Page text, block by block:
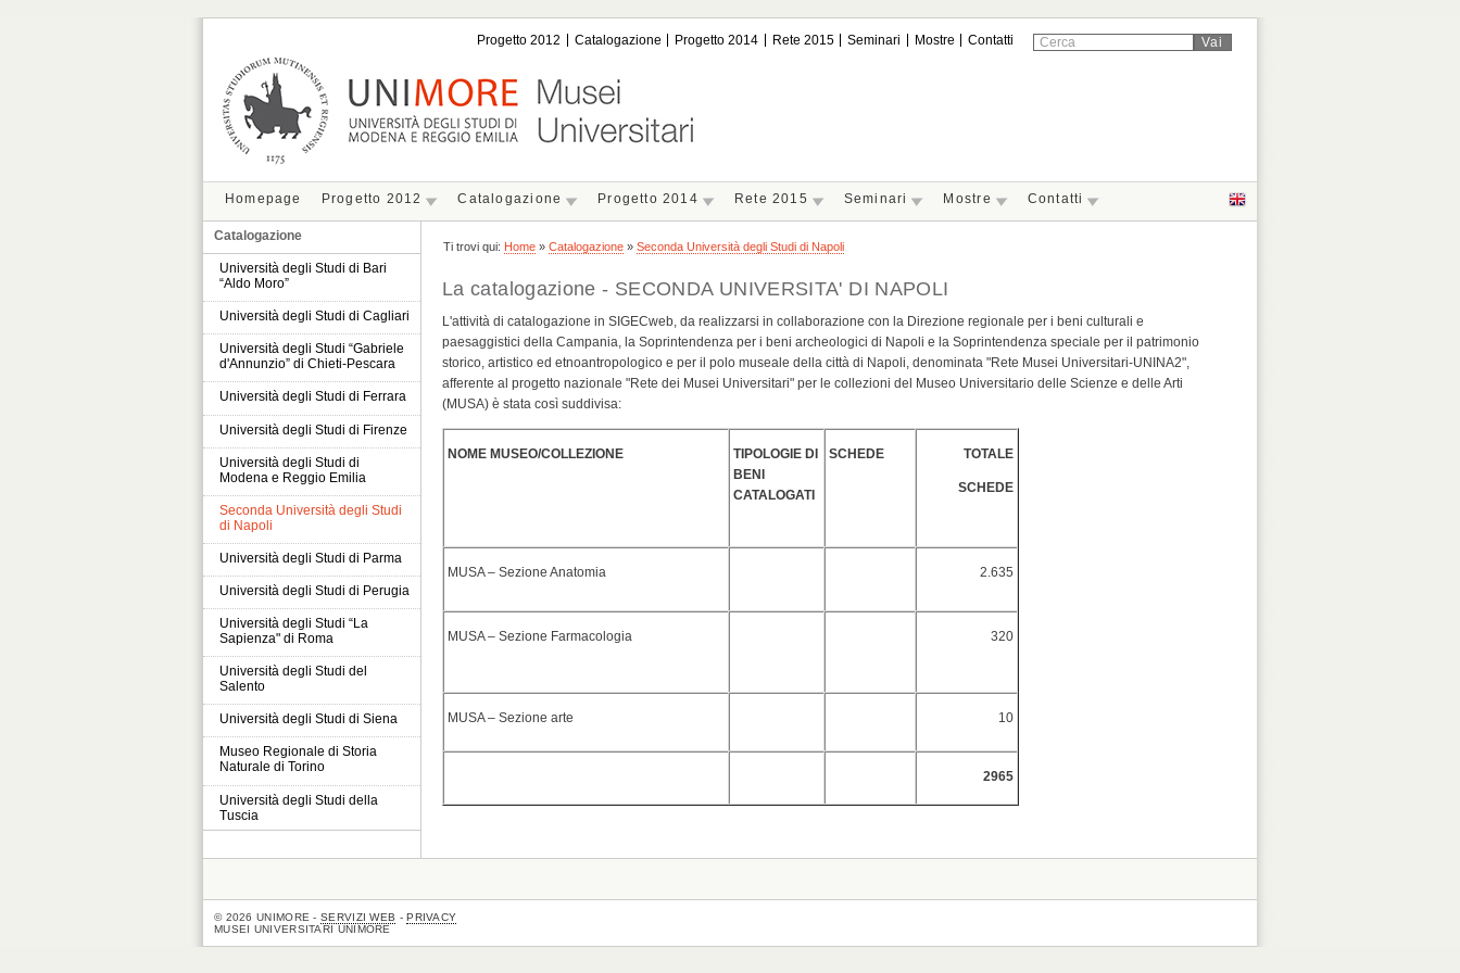
Progetto 2012 Catalogazione Progetto 2014 Rete 2015 Seminari Mostre Contatti
Homepage Progetto 2012 Catalogazione Progetto 2014 Rete 2015 Seminari Mostre Contatti
Catalogazione
Università degli Studi di Bari
“Aldo Moro”
Università degli Studi di Cagliari
Università degli Studi “Gabriele
d'Annunzio” di Chieti-Pescara
Università degli Studi di Ferrara
Università degli Studi di Firenze
Università degli Studi di
Modena e Reggio Emilia
Seconda Università degli Studi
di Napoli
Università degli Studi di Parma
Università degli Studi di Perugia
Università degli Studi “La
Sapienza" di Roma
Università degli Studi del
Salento
Università degli Studi di Siena
Museo Regionale di Storia
Naturale di Torino
Università degli Studi della
Tuscia
Ti trovi qui: Home » Catalogazione » Seconda Università degli Studi di Napoli
La catalogazione - SECONDA UNIVERSITA' DI NAPOLI
L'attività di catalogazione in SIGECweb, da realizzarsi in collaborazione con la Direzione regionale per i beni culturali e
paesaggistici della Campania, la Soprintendenza per i beni archeologici di Napoli e la Soprintendenza speciale per il patrimonio
storico, artistico ed etnoantropologico e per il polo museale della città di Napoli, denominata "Rete Musei Universitari-UNINA2",
afferente al progetto nazionale "Rete dei Musei Universitari" per le collezioni del Museo Universitario delle Scienze e delle Arti
(MUSA) è stata così suddivisa:
NOME MUSEO/COLLEZIONE
TIPOLOGIE DI
BENI
CATALOGATI
SCHEDE TOTALE
SCHEDE
MUSA – Sezione Anatomia 2.635
MUSA – Sezione Farmacologia 320
MUSA – Sezione arte 10
2965
© 2026 UNIMORE -SERVIZI WEB -PRIVACY
MUSEI UNIVERSITARI UNIMORE